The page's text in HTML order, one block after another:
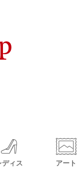
ディス アート